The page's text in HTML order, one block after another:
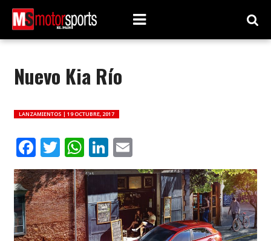
Nuevo Kia Río
LANZAMIENTOS | 19 OCTUBRE, 2017
Facebook
Twitter
WhatsApp
LinkedIn
Email